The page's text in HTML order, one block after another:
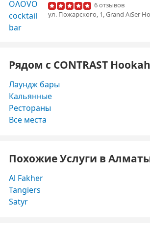
6 отзывов
ул. Пожарского, 1, Grand AiSer
Рядом с CONTRAST
Лаундж бары
Кальянные
Рестораны
Все места
Похожие Услуги в
Al Fakher
Tangiers
Satyr